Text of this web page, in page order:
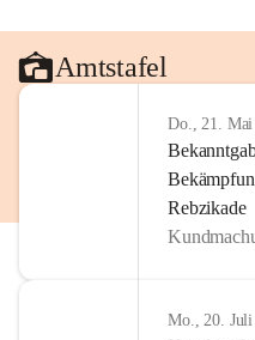
Amtstafel
Do., 21. Mai
Rebzikade
Mo., 20. Juli